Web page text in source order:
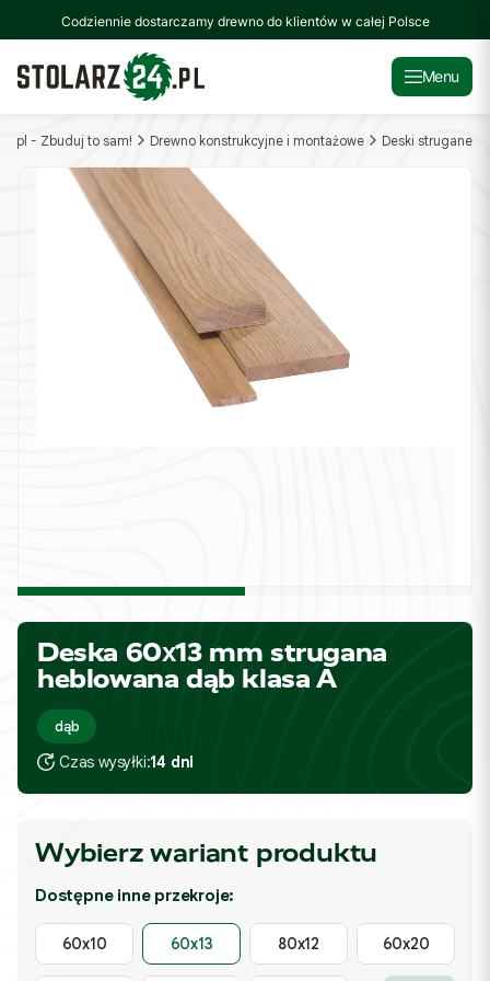
Codziennie dostarczamy drewno do klientów w całej Polsce
Menu
- Zbuduj to sam! Drewno konstrukcyjne i montażowe Deski strugane
Deska 60x13 mm strugana
heblowana dąb klasa A
dąb
Czas wysyłki:14 dni
Wybierz wariant produktu
Dostępne inne przekroje:
60x10 60x13 80x12 60x20